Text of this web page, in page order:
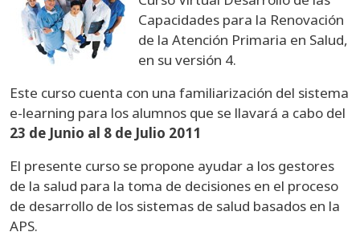
Capacidades para la Renovación
de la Atención Primaria en Salud,
en su versión 4.
Este curso cuenta con una familiarización del sistema
e-learning para los alumnos que se llavará a cabo del
23 de Junio al 8 de Julio 2011
El presente curso se propone ayudar a los gestores
de la salud para la toma de decisiones en el proceso
de desarrollo de los sistemas de salud basados en la
APS.